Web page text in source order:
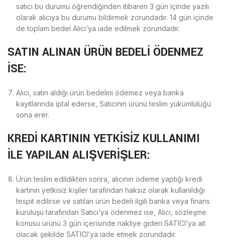
satıcı bu durumu öğrendiğinden itibaren 3 gün içinde yazılı
olarak alıcıya bu durumu bildirmek zorundadır. 14 gün içinde
de toplam bedel Alıcı’ya iade edilmek zorundadır.
SATIN ALINAN ÜRÜN BEDELİ ÖDENMEZ
İSE:
Alıcı, satın aldığı ürün bedelini ödemez veya banka
kayıtlarında iptal ederse, Satıcının ürünü teslim yükümlülüğü
sona erer.
KREDİ KARTININ YETKİSİZ KULLANIMI
İLE YAPILAN ALIŞVERİŞLER:
Ürün teslim edildikten sonra, alıcının ödeme yaptığı kredi
kartının yetkisiz kişiler tarafından haksız olarak kullanıldığı
tespit edilirse ve satılan ürün bedeli ilgili banka veya finans
kuruluşu tarafından Satıcı’ya ödenmez ise, Alıcı, sözleşme
konusu ürünü 3 gün içerisinde nakliye gideri SATICI’ya ait
olacak şekilde SATICI’ya iade etmek zorundadır.